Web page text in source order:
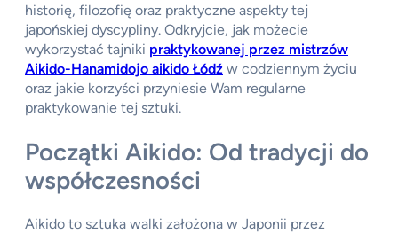
historię, filozofię oraz praktyczne aspekty tej
japońskiej dyscypliny. Odkryjcie, jak możecie
wykorzystać tajniki praktykowanej przez mistrzów
Aikido-Hanamidojo aikido Łódź w codziennym życiu
oraz jakie korzyści przyniesie Wam regularne
praktykowanie tej sztuki.
Początki Aikido: Od tradycji do
współczesności
Aikido to sztuka walki założona w Japonii przez